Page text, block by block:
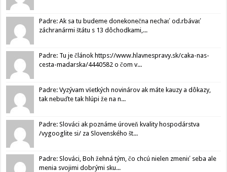
Padre: Ak sa tu budeme donekonečna nechať od.rbávať
záchranármi štátu s 13 dôchodkami,...
Padre: Tu je článok https://www.hlavnespravy.sk/caka-nas-
cesta-madarska/4440582 o čom v...
Padre: Vyzývam všetkých novinárov ak máte kauzy a dôkazy,
tak nebuďte tak hlúpi že na n...
Padre: Slováci ak poznáme úroveň kvality hospodárstva
/vygooglite si/ za Slovenského št...
Padre: Slováci, Boh žehná tým, čo chcú nielen zmeniť seba ale
menia svojimi dobrými sku...